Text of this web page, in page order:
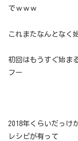
でｗｗｗ
これまたなんとなく
初回はもうすぐ始ま
フー
2018年くらいだっ
レシピが有って